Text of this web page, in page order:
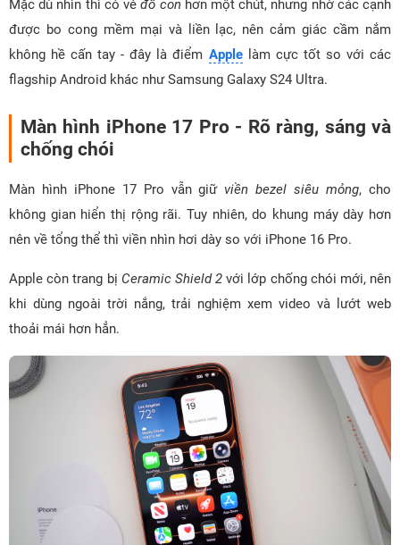
Mặc dù nhìn thì có vẻđô conhơn một chút, nhưng nhờ các cạnh
được bo cong mềm mại và liền lạc, nên cảm giác cầm nắm
không hề cấn tay - đây là điểm Applelàm cực tốt so với các
flagship Android khác như Samsung Galaxy S24 Ultra.
Màn hình iPhone 17 Pro - Rõ ràng, sáng và
chống chói
Màn hình iPhone 17 Pro vẫn giữ viền bezel siêu mỏng, cho
không gian hiển thị rộng rãi. Tuy nhiên, do khung máy dày hơn
nên về tổng thể thì viền nhìn hơi dày so với iPhone 16 Pro.
Apple còn trang bị Ceramic Shield 2 với lớp chống chói mới, nên
khi dùng ngoài trời nắng, trải nghiệm xem video và lướt web
thoải mái hơn hẳn.